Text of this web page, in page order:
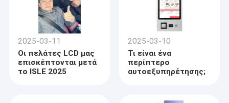
2025-03-11
Οι πελάτες LCD μας
επισκέπτονται μετά
το ISLE 2025
2025-03-10
Τι είναι ένα
περίπτερο
αυτοεξυπηρέτησης;